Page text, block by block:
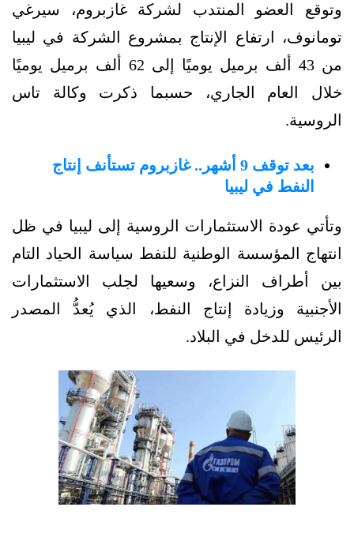
وتوقع العضو المنتدب لشركة غازبروم، سيرغي
تومانوف، ارتفاع الإنتاج بمشروع الشركة في ليبيا
من 43 ألف برميل يوميًا إلى 62 ألف برميل يوميًا
خلال العام الجاري، حسبما ذكرت وكالة تاس
الروسية.
بعد توقف 9 أشهر.. غازبروم تستأنف إنتاج
النفط في ليبيا
وتأتي عودة الاستثمارات الروسية إلى ليبيا في ظل
انتهاج المؤسسة الوطنية للنفط سياسة الحياد التام
بين أطراف النزاع، وسعيها لجلب الاستثمارات
الأجنبية وزيادة إنتاج النفط، الذي يُعدُّ المصدر
الرئيس للدخل في البلاد.